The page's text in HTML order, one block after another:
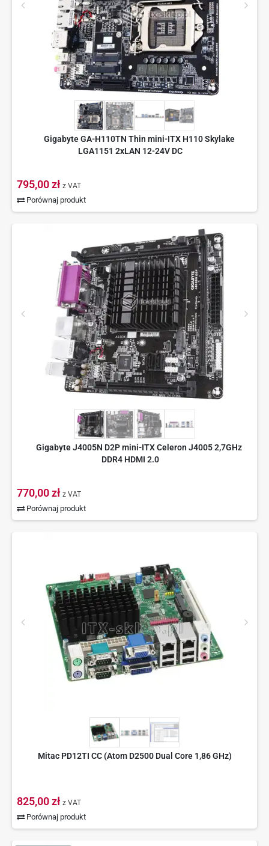
Gigabyte GA-H110TN Thin mini-ITX H110 Skylake
LGA1151 2xLAN 12-24V DC
795,00 zł z VAT
Porównaj produkt
Gigabyte J4005N D2P mini-ITX Celeron J4005 2,7GHz
DDR4 HDMI 2.0
770,00 zł z VAT
Porównaj produkt
Mitac PD12TI CC (Atom D2500 Dual Core 1,86 GHz)
825,00 zł z VAT
Porównaj produkt